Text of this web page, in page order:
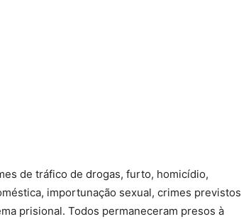
de tráfico de drogas, furto, homicídio,
importunação sexual, crimes previstos
prisional. Todos permaneceram presos à